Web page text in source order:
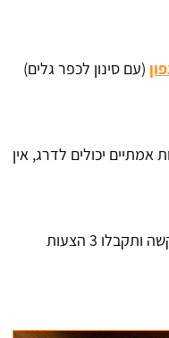
(עם סינון לכפר גלים)
אמתיים יכולים לדרג, אין
שלחו בקשה ותקבלו 3 הצעות